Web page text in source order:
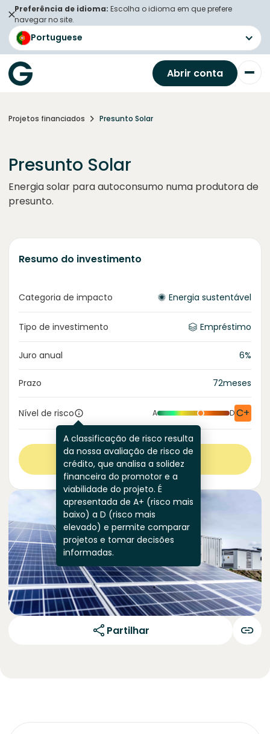
Preferência de idioma: Escolha o idioma em que prefere
navegar no site.
Portuguese
Abrir conta
Projetos financiados Presunto Solar
Presunto Solar
Energia solar para autoconsumo numa produtora de
presunto.
Resumo do investimento
Categoria de impacto Energia sustentável
Tipo de investimento Empréstimo
Juro anual 6%
Prazo 72meses
Nível de risco
A classificação de risco resulta
da nossa avaliação de risco de
crédito, que analisa a solidez
financeira do promotor e a
viabilidade do projeto. É
apresentada de A+ (risco mais
baixo) a D (risco mais
elevado) e permite comparar
projetos e tomar decisões
informadas.
A DC+
Ver mais
Partilhar